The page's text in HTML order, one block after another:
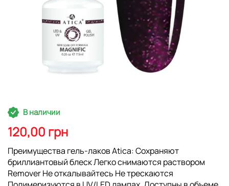
Перейти
к
началу
галереи
изображений
В наличии
120,00 грн
Преимущества гель-лаков Atica: Сохраняют
бриллиантовый блеск Легко снимаются раствором
Remover Не откалывайтесь Не трескаются